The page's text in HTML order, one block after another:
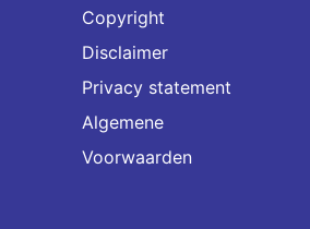
Copyright
Disclaimer
Privacy statement
Algemene
Voorwaarden